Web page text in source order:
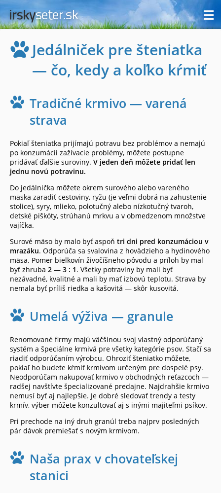
Jedálniček pre šteniatka
— čo, kedy a koľko kŕmiť
Tradičné krmivo — varená
strava
Pokiaľ šteniatka prijímajú potravu bez problémov a nemajú
po konzumácii zažívacie problémy, môžete postupne
pridávať ďalšie suroviny. V jeden deň môžete pridať len
jednu novú potravinu.
Do jedálnička môžete okrem surového alebo vareného
mäska zaradiť cestoviny, ryžu (je veľmi dobrá na zahustenie
stolice), syry, mlieko, polotučný alebo nízkotučný tvaroh,
detské piškóty, strúhanú mrkvu a v obmedzenom množstve
vajíčka.
Surové mäso by malo byť aspoň tri dni pred konzumáciou v
mrazáku. Odporúča sa svalovina z hovädzieho a hydinového
mäsa. Pomer bielkovín živočíšneho pôvodu a príloh by mal
byť zhruba 2 — 3 : 1. Všetky potraviny by mali byť
nezávadné, kvalitné a mali by mať izbovú teplotu. Strava by
nemala byť príliš riedka a kašovitá — skôr kusovitá.
Umelá výživa — granule
Renomované firmy majú väčšinou svoj vlastný odporúčaný
systém a špeciálne krmivá pre všetky kategórie psov. Stačí sa
riadiť odporúčaním výrobcu. Ohroziť šteniatko môžete,
pokiaľ ho budete kŕmiť krmivom určeným pre dospelé psy.
Neodporúčam nakupovať krmivo v obchodných reťazcoch —
radšej navštívte špecializované predajne. Najdrahšie krmivo
nemusí byť aj najlepšie. Je dobré sledovať trendy a testy
krmív, výber môžete konzultovať aj s inými majiteľmi psíkov.
Pri prechode na iný druh granúl treba najprv posledných
pár dávok premiešať s novým krmivom.
Naša prax v chovateľskej
stanici